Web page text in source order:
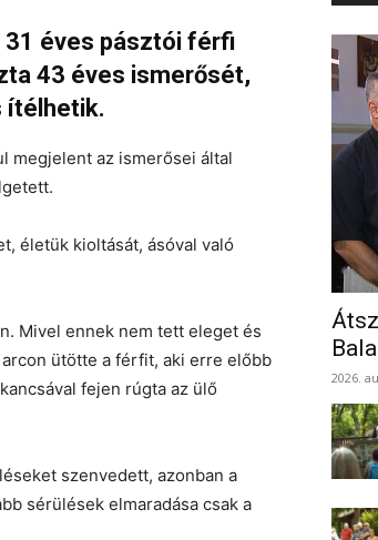
31 éves pásztói férfi
43 éves ismerősét,
ítélhetik.
megjelent az ismerősei által
életük kioltását, ásóval való
Mivel ennek nem tett eleget és
ütötte a férfit, aki erre előbb
fejen rúgta az ülő
szenvedett, azonban a
sérülések elmaradása csak a
2026.